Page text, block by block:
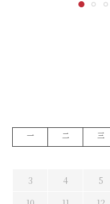
一 二 三
3
4 5